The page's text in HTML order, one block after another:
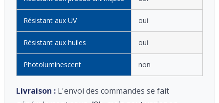
Résistant aux UV oui
Résistant aux huiles oui
Photoluminescent non
Livraison : L'envoi des commandes se fait